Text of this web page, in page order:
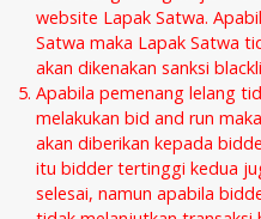
website Lapak Satwa.
Satwa maka Lapak Satwa
akan dikenakan sanksi
Apabila pemenang lelang
melakukan bid and run
akan diberikan kepada
itu bidder tertinggi kedua
selesai, namun apabila